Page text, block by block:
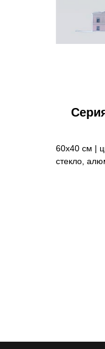
60х40 см |
стекло,